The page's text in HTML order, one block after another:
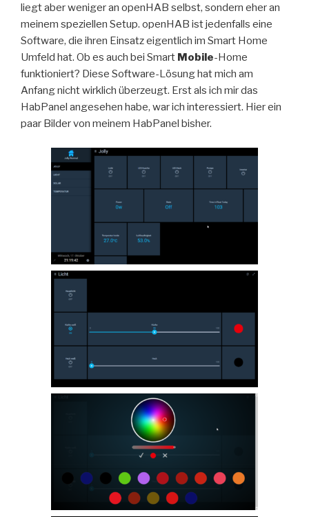
liegt aber weniger an openHAB selbst, sondern eher an
meinem speziellen Setup. openHAB ist jedenfalls eine
Software, die ihren Einsatz eigentlich im Smart Home
Umfeld hat. Ob es auch bei Smart Mobile-Home
funktioniert? Diese Software-Lösung hat mich am
Anfang nicht wirklich überzeugt. Erst als ich mir das
HabPanel angesehen habe, war ich interessiert. Hier ein
paar Bilder von meinem HabPanel bisher.